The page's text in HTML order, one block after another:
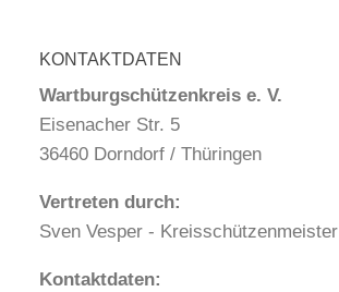
KONTAKTDATEN
Wartburgschützenkreis e. V.
Eisenacher Str. 5
36460 Dorndorf / Thüringen
Vertreten durch:
Sven Vesper - Kreisschützenmeister
Kontaktdaten: